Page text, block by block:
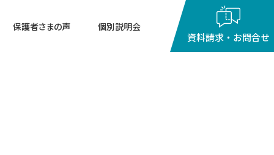
資料請求・お問合せ
保護者さまの声 個別説明会